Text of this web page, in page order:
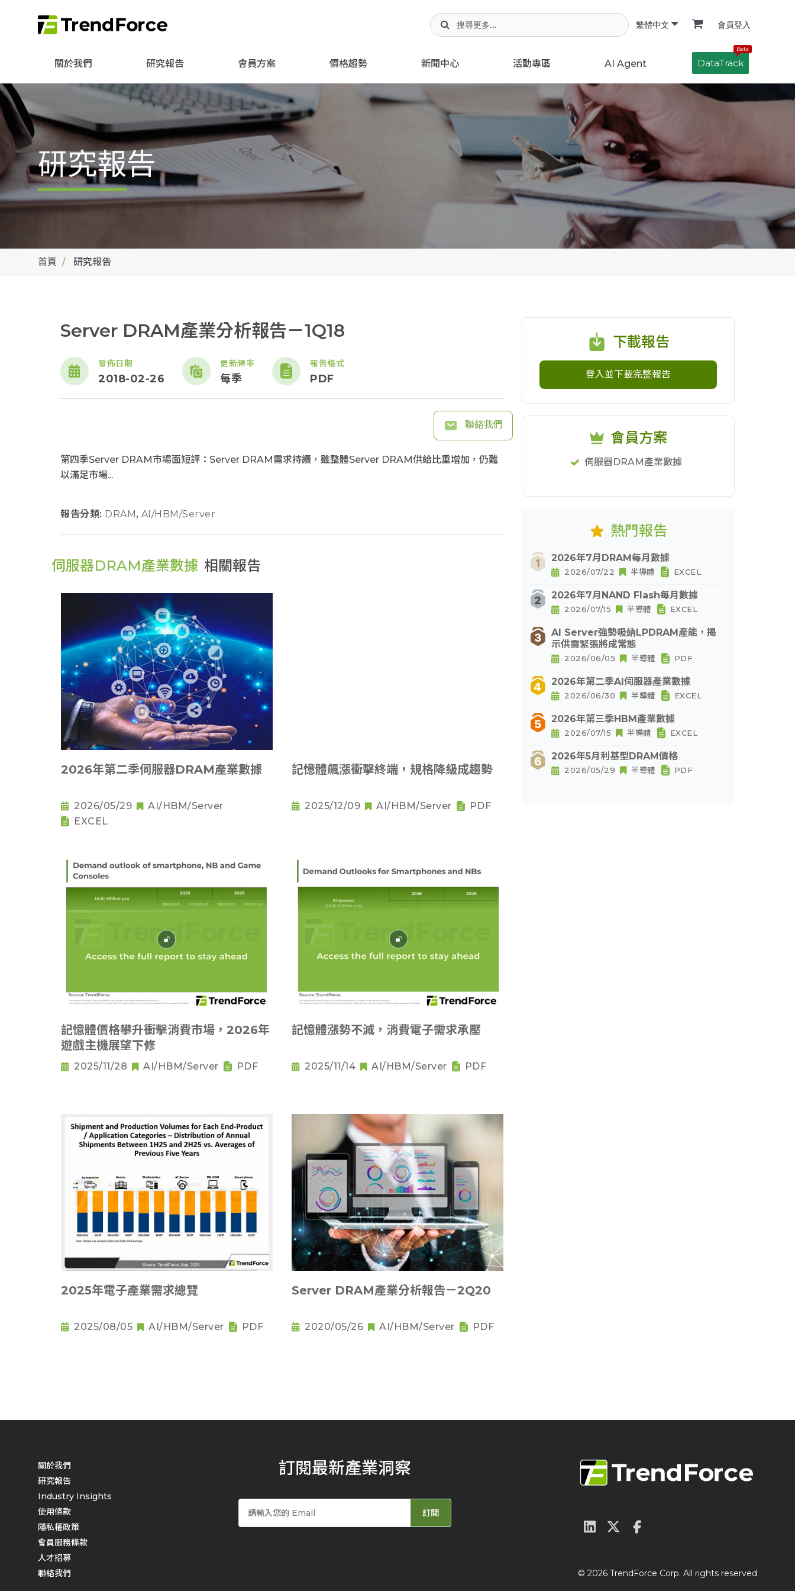
繁體中文 會員登入
關於我們 研究報告 會員方案 價格趨勢 新聞中心 活動專區 AI Agent
Beta
DataTrack
研究報告
首頁 研究報告
Server DRAM產業分析報告－1Q18
發佈日期
2018-02-26
更新頻率
每季
報告格式
PDF
聯絡我們
第四季Server DRAM市場面短評：Server DRAM需求持續，雖整體Server DRAM供給比重增加，仍難
以滿足市場...
報告分類: DRAM, AI/HBM/Server
伺服器DRAM產業數據 相關報告
2026年第二季伺服器DRAM產業數據
2026/05/29
AI/HBM/Server
EXCEL
記憶體飆漲衝擊終端，規格降級成趨勢
2025/12/09 AI/HBM/Server PDF
記憶體價格攀升衝擊消費市場，2026年
遊戲主機展望下修
2025/11/28 AI/HBM/Server PDF
記憶體漲勢不減，消費電子需求承壓
2025/11/14 AI/HBM/Server PDF
2025年電子產業需求總覽
2025/08/05 AI/HBM/Server PDF
Server DRAM產業分析報告－2Q20
2020/05/26 AI/HBM/Server PDF
下載報告
登入並下載完整報告
會員方案
伺服器DRAM產業數據
熱門報告
2026年7月DRAM每月數據
2026/07/22 半導體 EXCEL
2026年7月NAND Flash每月數據
2026/07/15 半導體 EXCEL
AI Server強勢吸納LPDRAM產能，揭
示供需緊張將成常態
2026/06/05 半導體 PDF
2026年第二季AI伺服器產業數據
2026/06/30 半導體 EXCEL
2026年第三季HBM產業數據
2026/07/15 半導體 EXCEL
2026年5月利基型DRAM價格
2026/05/29 半導體 PDF
關於我們
研究報告
Industry Insights
使用條款
隱私權政策
會員服務條款
人才招募
聯絡我們
訂閱最新產業洞察
訂閱
© 2026 TrendForce Corp. All rights reserved